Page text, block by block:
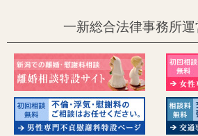
一新総合法律事務所運